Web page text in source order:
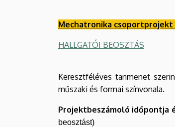
Mechatronika
HALLGATÓI BEOSZTÁS
Keresztféléves tanmenet
műszaki és formai színvonala.
Projektbeszámoló időpontja
beosztást)